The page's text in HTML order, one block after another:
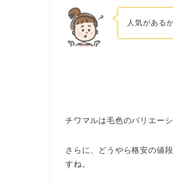
人気がある
チワマルは毛色のバリエー
さらに、どうやら格安の値
すね。